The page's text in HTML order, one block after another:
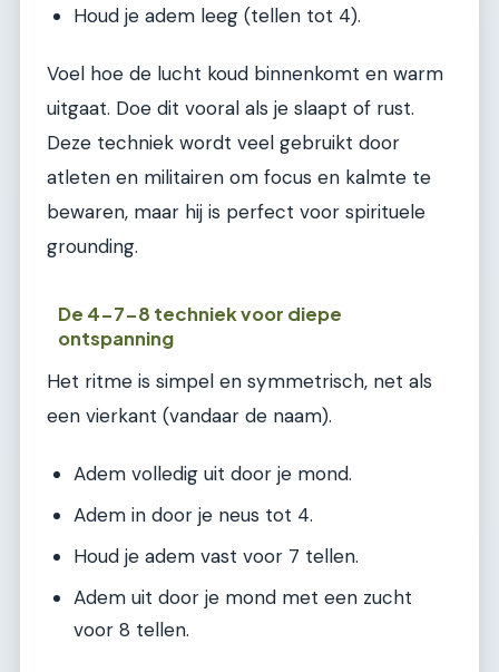
Houd je adem leeg (tellen tot 4).
Voel hoe de lucht koud binnenkomt en warm
uitgaat. Doe dit vooral als je slaapt of rust.
Deze techniek wordt veel gebruikt door
atleten en militairen om focus en kalmte te
bewaren, maar hij is perfect voor spirituele
grounding.
De 4-7-8 techniek voor diepe
ontspanning
Het ritme is simpel en symmetrisch, net als
een vierkant (vandaar de naam).
Adem volledig uit door je mond.
Adem in door je neus tot 4.
Houd je adem vast voor 7 tellen.
Adem uit door je mond met een zucht
voor 8 tellen.